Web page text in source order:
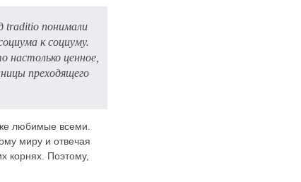
traditio понимали
к социуму.
ценное,
преходящего
любимые всеми.
миру и отвечая
корнях. Поэтому,